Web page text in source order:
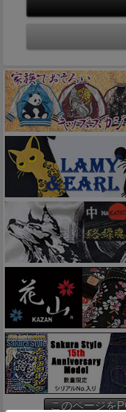
このページを